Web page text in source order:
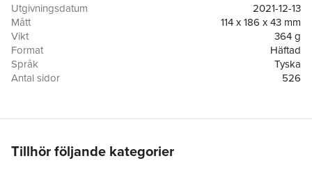
Utgivningsdatum
2021-12-13
Mått
114 x 186 x 43 mm
Vikt
364 g
Format
Häftad
Språk
Tyska
Antal sidor
526
Originaltitel
The Night Circus
Tillhör följande kategorier